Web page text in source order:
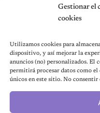
Gestionar el
cookies
Utilizamos cookies para
dispositivo, y así mejorar la
anuncios (no) personalizados. El
permitirá procesar datos como
únicos en este sitio. No
© 2026